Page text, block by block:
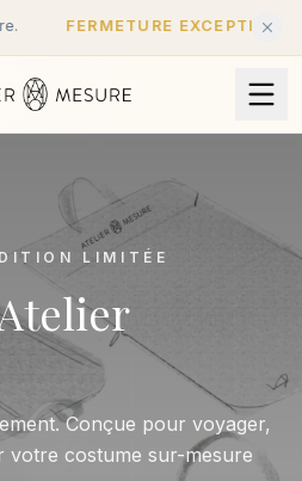
FERMETURE
LIMITÉE
Conçue pour voyager,
votre costume sur-mesure